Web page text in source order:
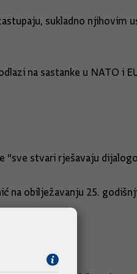
sukladno njihovim
na sastanke u NATO i
"sve stvari rješavaju
na obilježavanju 25.